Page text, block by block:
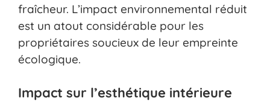
fraîcheur. L’impact environnemental réduit
est un atout considérable pour les
propriétaires soucieux de leur empreinte
écologique.
Impact sur l’esthétique intérieure